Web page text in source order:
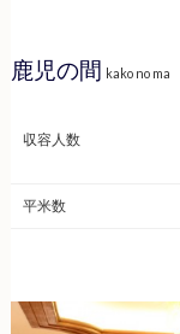
鹿児の間 kako no ma
収容人数
平米数